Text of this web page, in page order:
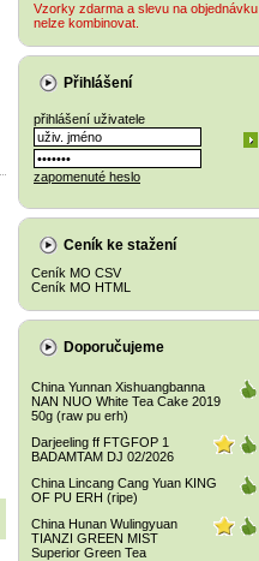
Vzorky zdarma a slevu na objednávku
nelze kombinovat.
Přihlášení
přihlášení uživatele
zapomenuté heslo
Ceník ke stažení
Ceník MO CSV
Ceník MO HTML
Doporučujeme
China Yunnan Xishuangbanna
NAN NUO White Tea Cake 2019
50g (raw pu erh)
Darjeeling ff FTGFOP 1
BADAMTAM DJ 02/2026
China Lincang Cang Yuan KING
OF PU ERH (ripe)
China Hunan Wulingyuan
TIANZI GREEN MIST
Superior Green Tea